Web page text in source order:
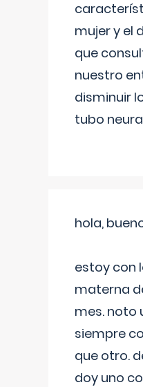
mujer y el
que
nuestro
disminuir
tubo
hola,
estoy con
materna
mes. noto
siempre
que otro.
doy uno